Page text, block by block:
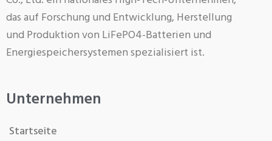
das auf Forschung und Entwicklung, Herstellung
und Produktion von LiFePO4-Batterien und
Energiespeichersystemen spezialisiert ist.
Unternehmen
Startseite